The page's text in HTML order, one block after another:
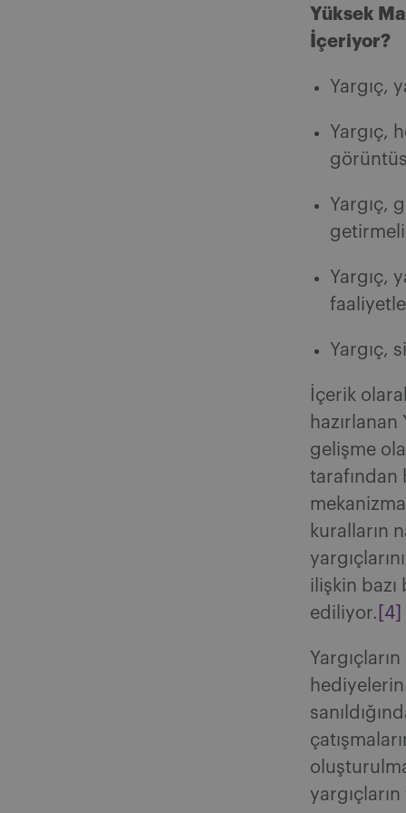
Yüksek
İçeriyor?
Yargıç,
Yargıç,
Yargıç,
Yargıç,
Yargıç,
İçerik
gelişme
tarafından
kuralların
ilişkin
ediliyor. [4]
hediyelerin